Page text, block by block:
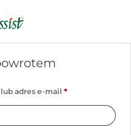
adres e-mail *